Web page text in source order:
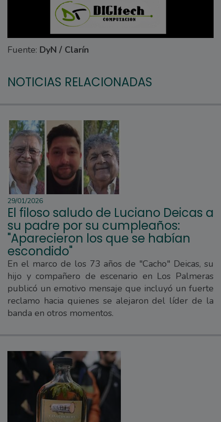
Fuente: DyN / Clarín
NOTICIAS RELACIONADAS
29/01/2026
El filoso saludo de Luciano Deicas a
su padre por su cumpleaños:
"Aparecieron los que se habían
escondido"
En el marco de los 73 años de "Cacho" Deicas, su
hijo y compañero de escenario en Los Palmeras
publicó un emotivo mensaje que incluyó un fuerte
reclamo hacia quienes se alejaron del líder de la
banda en otros momentos.